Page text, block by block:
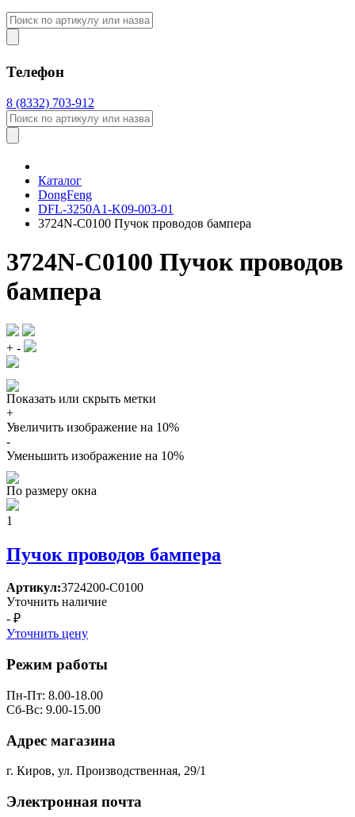
Телефон
8 (8332) 703-912
Каталог
DongFeng
DFL-3250A1-K09-003-01
3724N-C0100 Пучок проводов бампера
3724N-C0100 Пучок проводов
бампера
+ -
Показать или скрыть метки
+
Увеличить изображение на 10%
-
Уменьшить изображение на 10%
По размеру окна
1
Пучок проводов бампера
Артикул:3724200-C0100
Уточнить наличие
- ₽
Уточнить цену
Режим работы
Пн-Пт: 8.00-18.00
Сб-Вс: 9.00-15.00
Адрес магазина
г. Киров, ул. Производственная, 29/1
Электронная почта